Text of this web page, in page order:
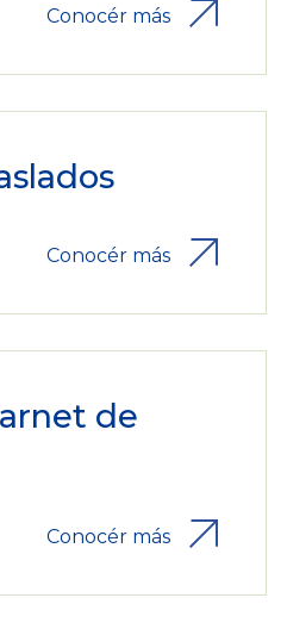
Conocér más
Conocér más
de
Conocér más